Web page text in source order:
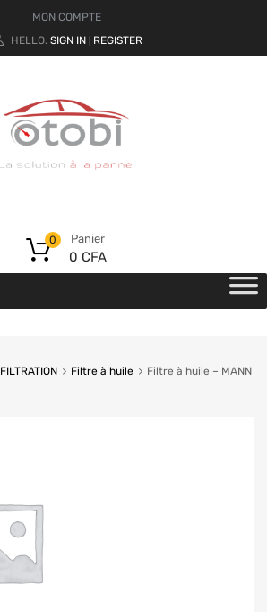
MON COMPTE
HELLO. SIGN IN REGISTER
Panier
0 CFA
0
FILTRATION Filtre à huile
Filtre à huile – MANN